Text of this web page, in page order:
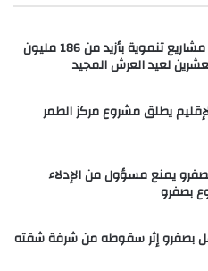
عامل إقليم صفرو يطلق ويدشن مشاريع تنموية بأزيد من 186 مليون
لعيد العرش المجيد
يطلق مشروع مركز الطمر
يمنع مسؤول من الإدلاء
بصفرو
بصفرو إثر سقوطه من شرفة شقته